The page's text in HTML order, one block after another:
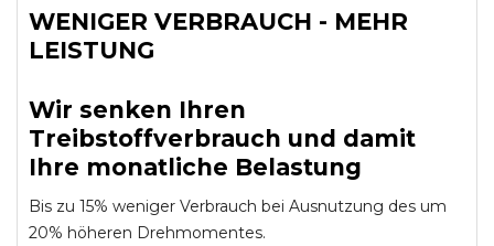
WENIGER VERBRAUCH - MEHR
LEISTUNG
Wir senken Ihren
Treibstoffverbrauch und damit
Ihre monatliche Belastung
Bis zu 15% weniger Verbrauch bei Ausnutzung des um
20% höheren Drehmomentes.